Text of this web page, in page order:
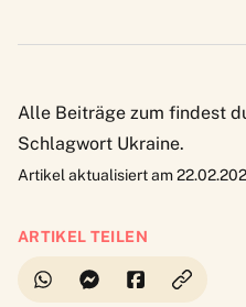
Alle Beiträge zum findest
Schlagwort Ukraine.
Artikel aktualisiert am
ARTIKEL TEILEN